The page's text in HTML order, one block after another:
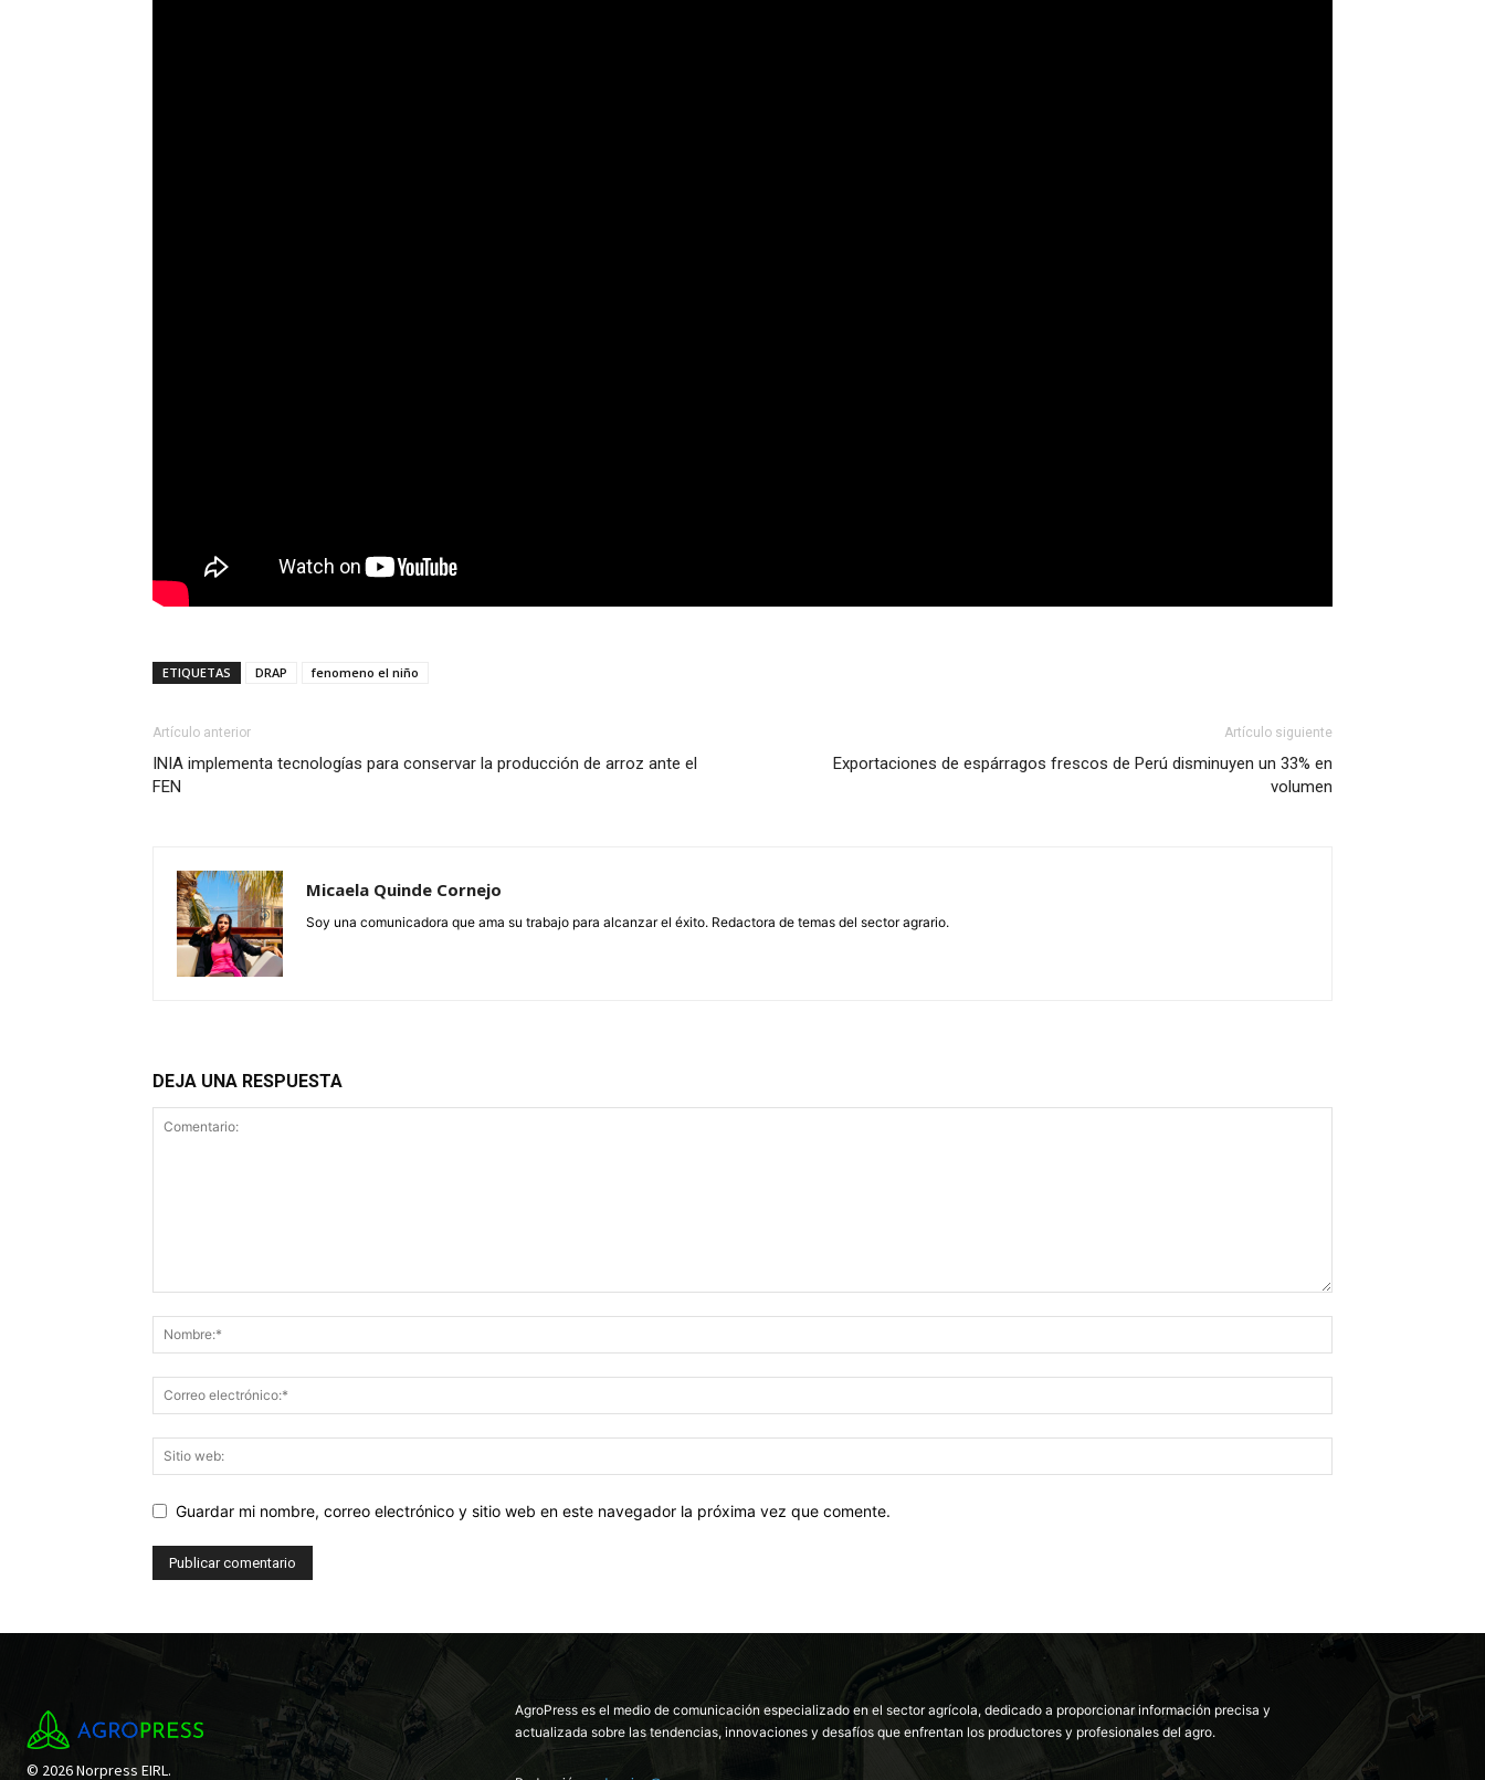
ETIQUETAS DRAP fenomeno el niño
Artículo anterior
INIA implementa tecnologías para conservar la producción de arroz ante el
FEN
Artículo siguiente
Exportaciones de espárragos frescos de Perú disminuyen un 33% en
volumen
Micaela Quinde Cornejo
Soy una comunicadora que ama su trabajo para alcanzar el éxito. Redactora de temas del sector agrario.
DEJA UNA RESPUESTA
Guardar mi nombre, correo electrónico y sitio web en este navegador la próxima vez que comente.
© 2026 Norpress EIRL.
AgroPress es el medio de comunicación especializado en el sector agrícola, dedicado a proporcionar información precisa y
actualizada sobre las tendencias, innovaciones y desafíos que enfrentan los productores y profesionales del agro.